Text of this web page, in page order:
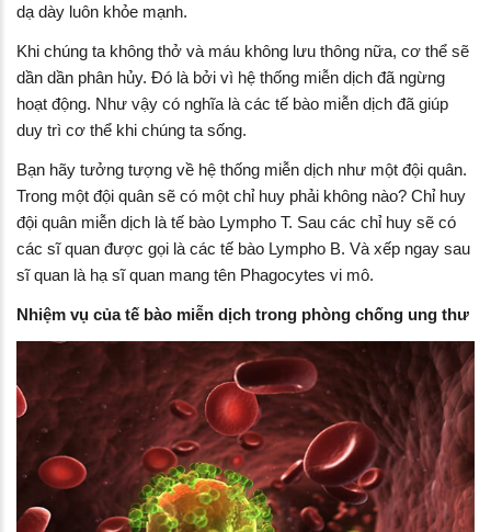
dạ dày luôn khỏe mạnh.
Khi chúng ta không thở và máu không lưu thông nữa, cơ thể sẽ
dần dần phân hủy. Đó là bởi vì hệ thống miễn dịch đã ngừng
hoạt động. Như vậy có nghĩa là các tế bào miễn dịch đã giúp
duy trì cơ thể khi chúng ta sống.
Bạn hãy tưởng tượng về hệ thống miễn dịch như một đội quân.
Trong một đội quân sẽ có một chỉ huy phải không nào? Chỉ huy
đội quân miễn dịch là tế bào Lympho T. Sau các chỉ huy sẽ có
các sĩ quan được gọi là các tế bào Lympho B. Và xếp ngay sau
sĩ quan là hạ sĩ quan mang tên Phagocytes vi mô.
Nhiệm vụ của tế bào miễn dịch trong phòng chống ung thư